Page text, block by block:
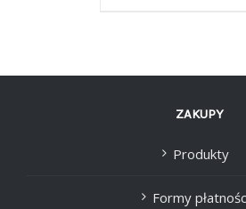
ZAKUPY
Produkty
Formy